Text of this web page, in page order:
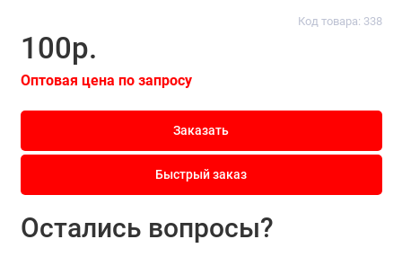
Код товара: 338
100р.
Оптовая цена по запросу
Заказать
Быстрый заказ
Остались вопросы?